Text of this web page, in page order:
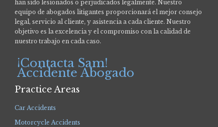
han sido lesionados o perjudicados legalmente. Nuestro
equipo de abogados litigantes proporcionará el mejor consejo
legal, servicio al cliente, y asistencia a cada cliente. Nuestro
objetivo es la excelencia y el compromiso con la calidad de
nuestro trabajo en cada caso.
¡Contacta Sam!
Accidente Abogado
Practice Areas
Car Accidents
Motorcycle Accidents